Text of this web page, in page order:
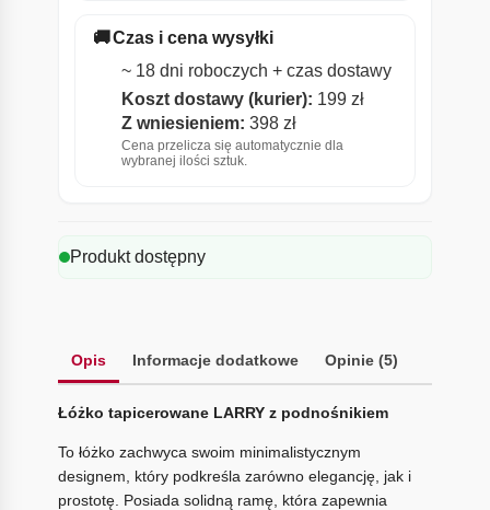
🚚Czas i cena wysyłki
~ 18 dni roboczych + czas dostawy
Koszt dostawy (kurier): 199 zł
Z wniesieniem: 398 zł
Cena przelicza się automatycznie dla
wybranej ilości sztuk.
Produkt dostępny
Opis Informacje dodatkowe Opinie (5)
Łóżko tapicerowane LARRY z podnośnikiem
To łóżko zachwyca swoim minimalistycznym
designem, który podkreśla zarówno elegancję, jak i
prostotę. Posiada solidną ramę, która zapewnia